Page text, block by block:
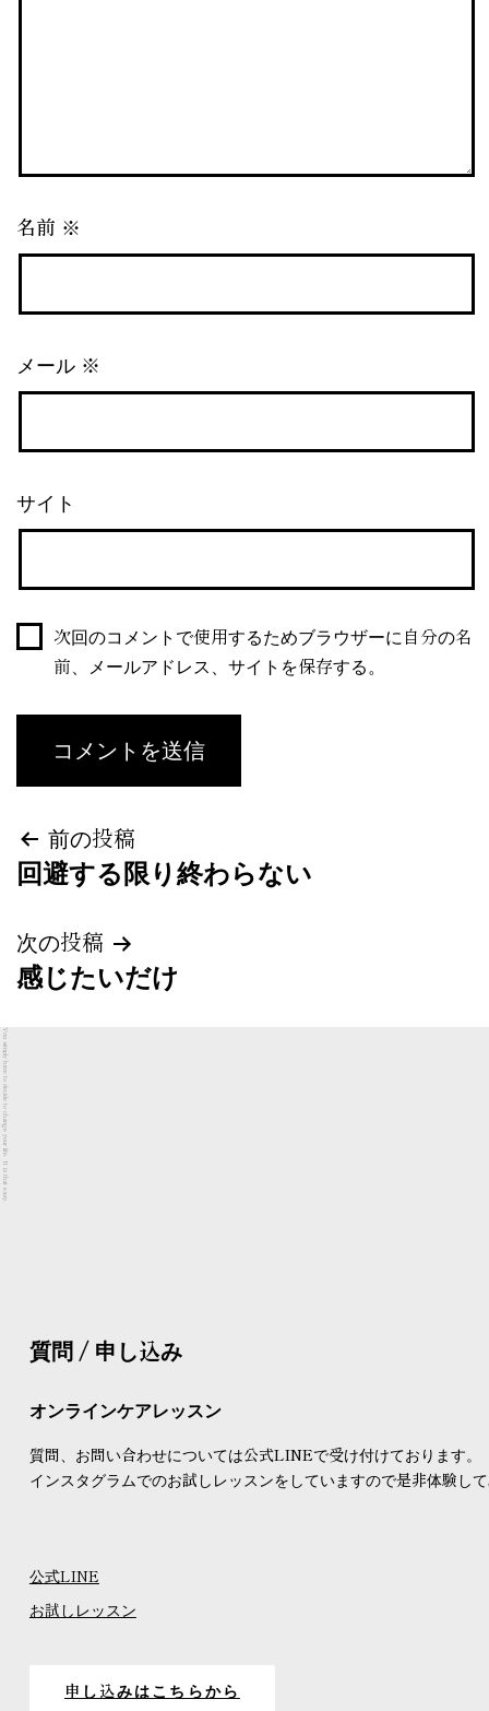
名前 ※
メール ※
サイト
次回のコメントで使用するためブラウザーに自分の名
前、メールアドレス、サイトを保存する。
投
稿
ナ
ビ
前の投稿
回避する限り終わらない
次の投稿
感じたいだけ
You simply have to decide to change your life. It is that easy.
質問 / 申し込み
オンラインケアレッスン
質問、お問い合わせについては公式LINEで受け付けております。
インスタグラムでのお試しレッスンをしていますので是非体験し
公式LINE
お試しレッスン
申し込みはこちらから